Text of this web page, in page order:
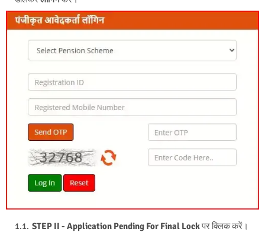
STEP II - Application Pending For Final Lockपर क्लिक करें।